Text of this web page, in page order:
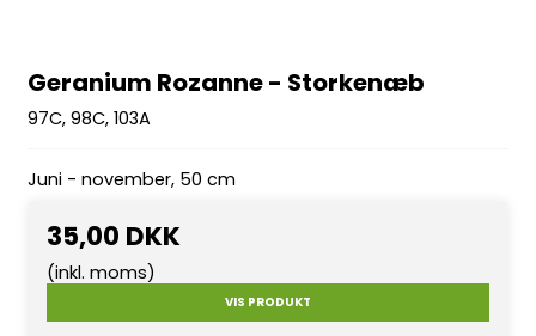
Geranium Rozanne - Storkenæb
97C, 98C, 103A
Juni - november, 50 cm
35,00 DKK
(inkl. moms)
VIS PRODUKT